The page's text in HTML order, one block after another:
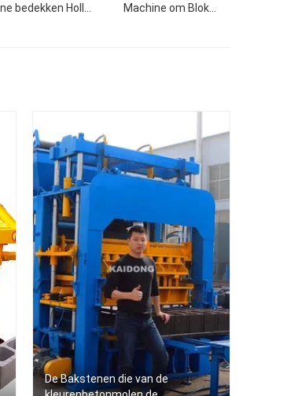
bedekken Holle
Machine om Blok
De Bakstenen die van de